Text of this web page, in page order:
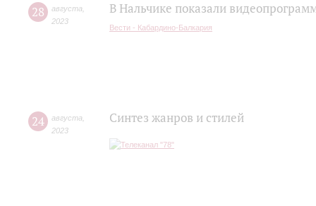
28 августа
2023
В Нальчике показали
Вести - Кабардино-Балкария
24 августа
2023
Синтез жанров и стилей